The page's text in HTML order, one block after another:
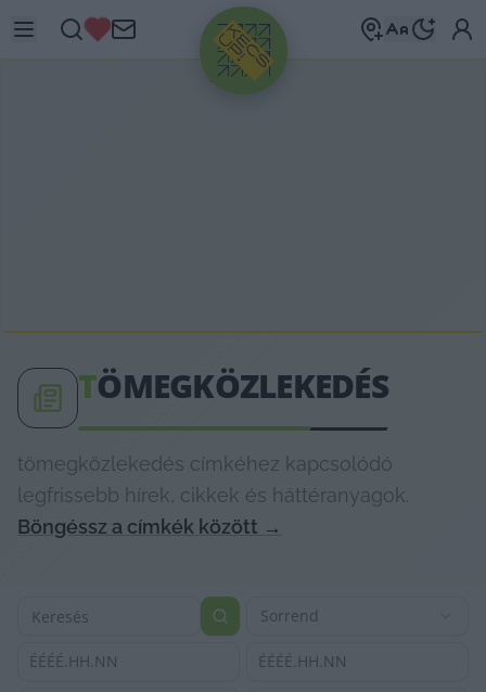
HIRDETÉS
TÖMEGKÖZLEKEDÉS
tömegközlekedés címkéhez kapcsolódó
legfrissebb hírek, cikkek és háttéranyagok.
Böngéssz a címkék között →
Sorrend
ÉÉÉÉ.HH.NN ÉÉÉÉ.HH.NN